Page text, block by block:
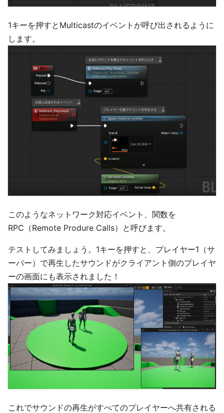
1キーを押すとMulticastのイベントが呼び出されるように
します。
このようなネットワーク対応イベント、関数を
RPC（Remote Produre Calls）と呼びます。
テストしてみましょう。1キーを押すと、プレイヤー1（サ
ーバー）で再生したサウンドがクライアント側のプレイヤ
ーの画面にも表示されました！
これでサウンドの再生がすべてのプレイヤーへ共有される